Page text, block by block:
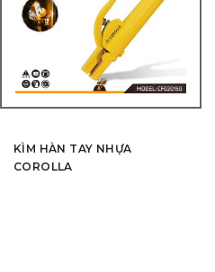
KÌM HÀN TAY NHỰA
COROLLA